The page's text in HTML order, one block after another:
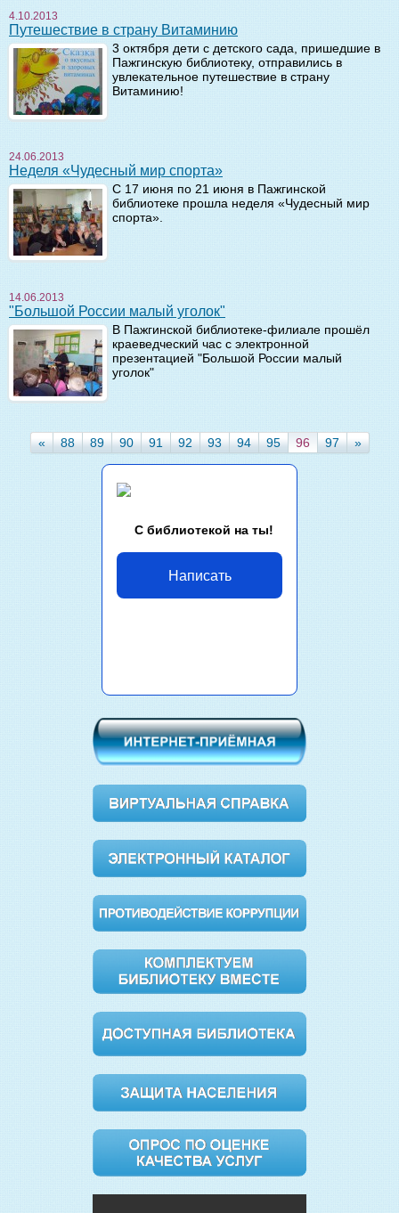
4.10.2013
Путешествие в страну Витаминию
3 октября дети с детского сада, пришедшие в
Пажгинскую библиотеку, отправились в
увлекательное путешествие в страну
Витаминию!
24.06.2013
Неделя «Чудесный мир спорта»
С 17 июня по 21 июня в Пажгинской
библиотеке прошла неделя «Чудесный мир
спорта».
14.06.2013
"Большой России малый уголок"
В Пажгинской библиотеке-филиале прошёл
краеведческий час с электронной
презентацией "Большой России малый
уголок"
« 88 89 90 91 92 93 94 95 96 97 »
С библиотекой на ты!
Написать